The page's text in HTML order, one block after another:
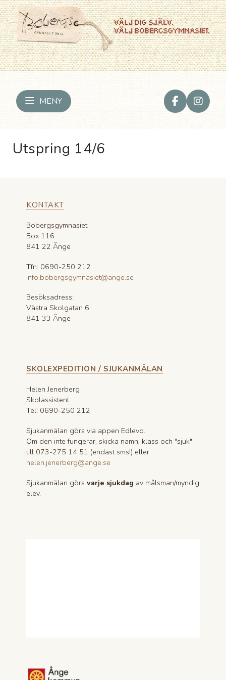
MENY
Utspring 14/6
KONTAKT
Bobergsgymnasiet
Box 116
841 22 Ånge
Tfn: 0690-250 212
info.bobergsgymnasiet@ange.se
Besöksadress:
Västra Skolgatan 6
841 33 Ånge
SKOLEXPEDITION / SJUKANMÄLAN
Helen Jenerberg
Skolassistent
Tel: 0690-250 212
Sjukanmälan görs via appen Edlevo.
Om den inte fungerar, skicka namn, klass och "sjuk"
till 073-275 14 51 (endast sms!) eller
helen.jenerberg@ange.se
Sjukanmälan görs varje sjukdag av målsman/myndig
elev.